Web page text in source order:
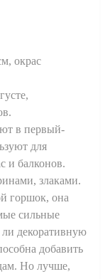
окрас
в первый-
для
и балконов.
злаками.
горшок, она
сильные
декоративную
добавить
Но лучше,